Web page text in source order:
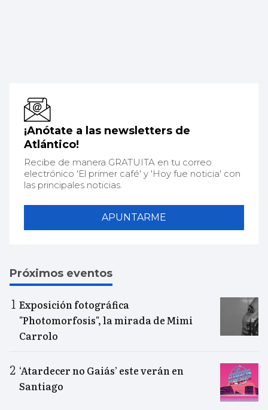
¡Anótate a las newsletters de
Atlántico!
Recibe de manera GRATUITA en tu correo
electrónico 'El primer café' y 'Hoy fue noticia' con
las principales noticias.
APUNTARME
Próximos eventos
Exposición fotográfica
"Photomorfosis", la mirada de Mimi
Carrolo
‘Atardecer no Gaiás’ este verán en
Santiago